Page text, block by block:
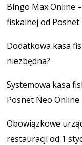
Bingo Max Online
fiskalnej od Posnet
Dodatkowa kasa
niezbędna?
Systemowa kasa
Posnet Neo Online
Obowiązkowe
restauracji od 1